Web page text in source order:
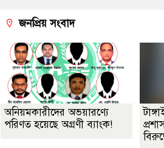
জনপ্রিয় সংবাদ
অনিয়মকারীদের অভয়ারণ্যে
পরিণত হয়েছে অগ্রণী ব্যাংক!